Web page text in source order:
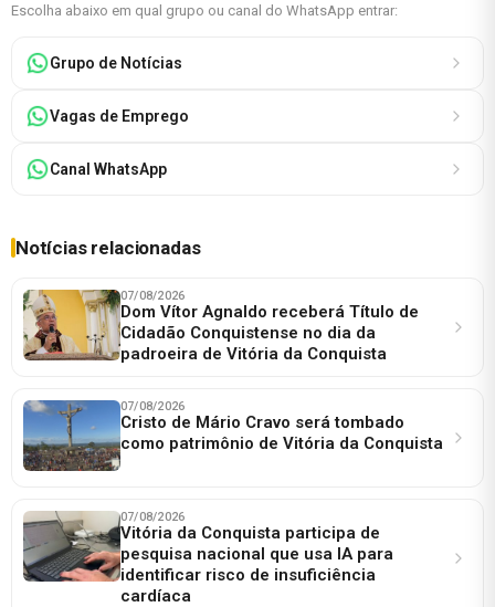
Escolha abaixo em qual grupo ou canal do WhatsApp entrar:
Grupo de Notícias
Vagas de Emprego
Canal WhatsApp
Notícias relacionadas
07/08/2026
Dom Vítor Agnaldo receberá Título de
Cidadão Conquistense no dia da
padroeira de Vitória da Conquista
07/08/2026
Cristo de Mário Cravo será tombado
como patrimônio de Vitória da Conquista
07/08/2026
Vitória da Conquista participa de
pesquisa nacional que usa IA para
identificar risco de insuficiência
cardíaca